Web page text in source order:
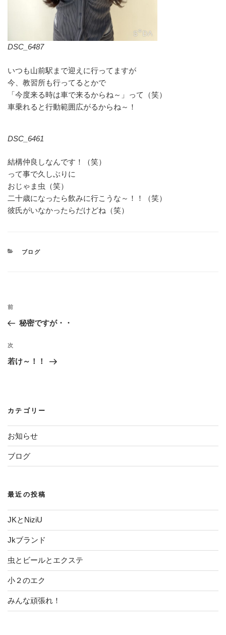
DSC_6487
いつも山前駅まで迎えに行ってますが
今、教習所も行ってるとかで
「今度来る時は車で来るからね～」って（笑）
車乗れると行動範囲広がるからね～！
DSC_6461
結構仲良しなんです！（笑）
って事で久しぶりに
おじゃま虫（笑）
二十歳になったら飲みに行こうな～！！（笑）
彼氏がいなかったらだけどね（笑）
カ
ブログ
投
稿
ン
過
去
投
稿
前
秘密ですが・・
次
の
次
若け～！！
カテゴリー
お知らせ
ブログ
最近の投稿
JKとNiziU
Jkブランド
虫とビールとエクステ
小２のエク
みんな頑張れ！